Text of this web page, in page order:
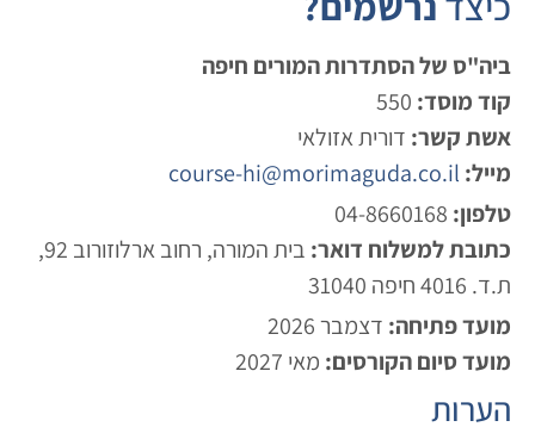
של הסתדרות המורים חיפה
מוסד:550
קשר:דורית אזולאי
course-hi@morimaguda.co.il
04-8660168
למשלוח דואר:
בית המורה, רחוב ארלוזורוב 92,
חיפה 31040
פתיחה:דצמבר 2026
סיום הקורסים:מאי 2027